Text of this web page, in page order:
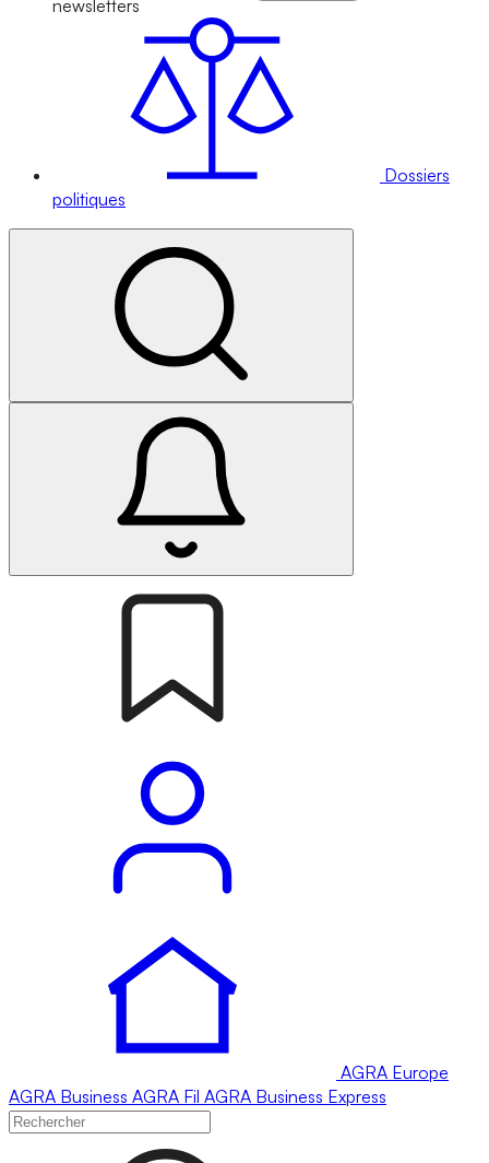
newsletters
Dossiers
politiques
AGRA Europe
AGRA Business AGRA Fil AGRA Business Express